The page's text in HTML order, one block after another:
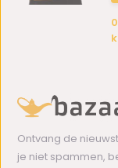
Ontvang de
je niet spammen,